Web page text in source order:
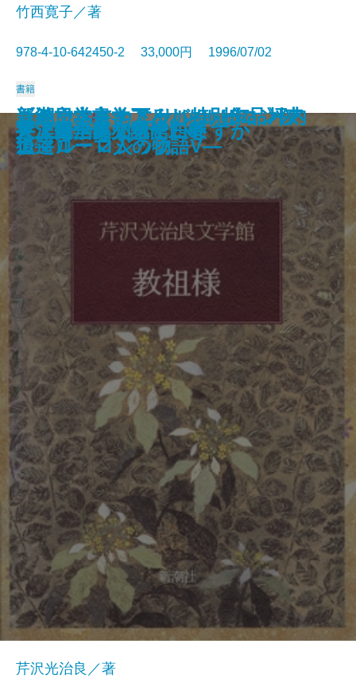
いのちの文化人類学
大江健三郎小説 3
芹沢光治良文学館 6
井上靖全集 第十六巻
禅がわかる本
センス・オブ・ワンダー
密教入門
大江健三郎小説 2
井上靖全集 第十五巻
竹西寛子著作集 全五巻
竹西寛子／著
978-4-10-642450-2 33,000円 1996/07/02
書籍
芹沢光治良文学館 5
芹沢光治良／著
井上靖全集 第十四巻
大江健三郎小説 1
東洋医学を知っていますか
井上靖全集 第十三巻
《純文学書き下ろし特別作品》ア
ニマル・ロジック
新潮日本文学アルバム 57 坪内
逍遥
芹沢光治良文学館 4
井上靖全集 第十二巻
ユリウス・カエサル ルビコン以
後―ローマ人の物語V―